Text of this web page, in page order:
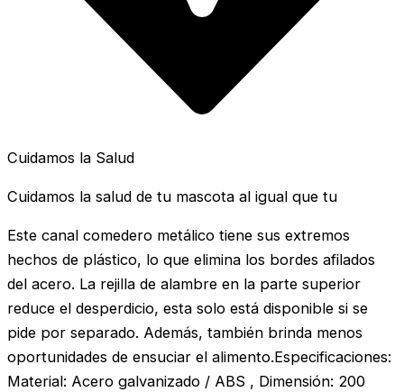
Cuidamos la Salud
Cuidamos la salud de tu mascota al igual que tu
Este canal comedero metálico tiene sus extremos
hechos de plástico, lo que elimina los bordes afilados
del acero. La rejilla de alambre en la parte superior
reduce el desperdicio, esta solo está disponible si se
pide por separado. Además, también brinda menos
oportunidades de ensuciar el alimento.Especificaciones:
Material: Acero galvanizado / ABS , Dimensión: 200